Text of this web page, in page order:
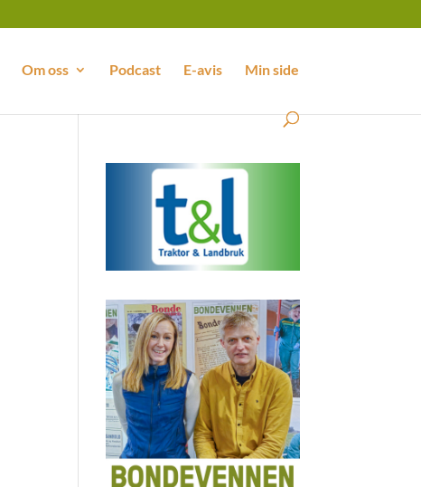
Om oss Podcast E-avis Min side